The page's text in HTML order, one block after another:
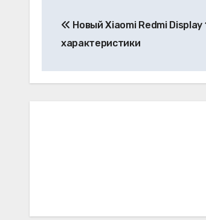
по
Новый Xiaomi Redmi Display
характеристики